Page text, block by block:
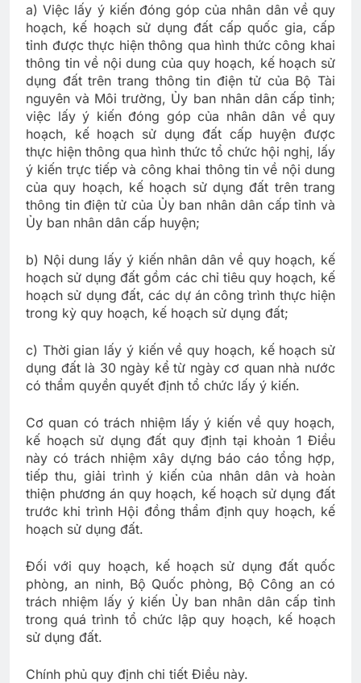
a) Việc lấy ý kiến đóng góp của nhân dân về quy
hoạch, kế hoạch sử dụng đất cấp quốc gia, cấp
tỉnh được thực hiện thông qua hình thức công khai
thông tin về nội dung của quy hoạch, kế hoạch sử
dụng đất trên trang thông tin điện tử của Bộ Tài
nguyên và Môi trường, Ủy ban nhân dân cấp tỉnh;
việc lấy ý kiến đóng góp của nhân dân về quy
hoạch, kế hoạch sử dụng đất cấp huyện được
thực hiện thông qua hình thức tổ chức hội nghị, lấy
ý kiến trực tiếp và công khai thông tin về nội dung
của quy hoạch, kế hoạch sử dụng đất trên trang
thông tin điện tử của Ủy ban nhân dân cấp tỉnh và
Ủy ban nhân dân cấp huyện;
b) Nội dung lấy ý kiến nhân dân về quy hoạch, kế
hoạch sử dụng đất gồm các chỉ tiêu quy hoạch, kế
hoạch sử dụng đất, các dự án công trình thực hiện
trong kỳ quy hoạch, kế hoạch sử dụng đất;
c) Thời gian lấy ý kiến về quy hoạch, kế hoạch sử
dụng đất là 30 ngày kể từ ngày cơ quan nhà nước
có thẩm quyền quyết định tổ chức lấy ý kiến.
Cơ quan có trách nhiệm lấy ý kiến về quy hoạch,
kế hoạch sử dụng đất quy định tại khoản 1 Điều
này có trách nhiệm xây dựng báo cáo tổng hợp,
tiếp thu, giải trình ý kiến của nhân dân và hoàn
thiện phương án quy hoạch, kế hoạch sử dụng đất
trước khi trình Hội đồng thẩm định quy hoạch, kế
hoạch sử dụng đất.
Đối với quy hoạch, kế hoạch sử dụng đất quốc
phòng, an ninh, Bộ Quốc phòng, Bộ Công an có
trách nhiệm lấy ý kiến Ủy ban nhân dân cấp tỉnh
trong quá trình tổ chức lập quy hoạch, kế hoạch
sử dụng đất.
Chính phủ quy định chi tiết Điều này.